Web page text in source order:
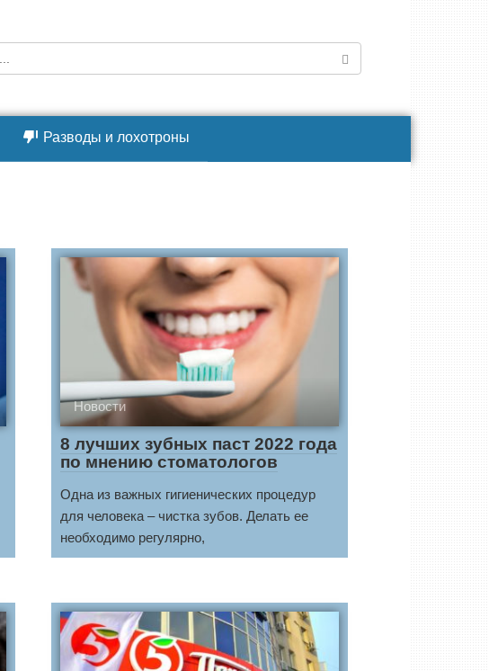
Разводы и лохотроны
Новости
8 лучших зубных паст 2022 года
по мнению стоматологов
Одна из важных гигиенических процедур
для человека – чистка зубов. Делать ее
необходимо регулярно,